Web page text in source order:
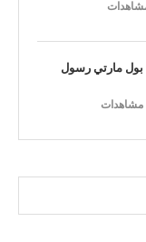
بول مارتي رسول